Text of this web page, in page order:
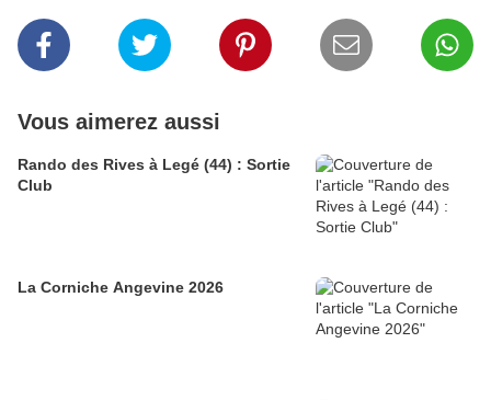
Vous aimerez aussi
Rando des Rives à Legé (44) : Sortie
Club
La Corniche Angevine 2026